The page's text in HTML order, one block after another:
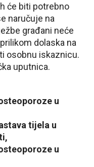
će biti potrebno
naručuje na
građani neće
dolaska na
osobnu iskaznicu.
uputnica.
u
tijela u
u